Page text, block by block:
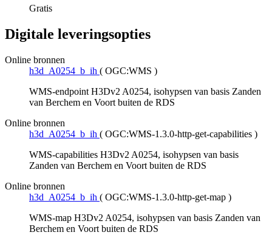
Gratis
Digitale leveringsopties
Online bronnen
h3d_A0254_b_ih ( OGC:WMS )
WMS-endpoint H3Dv2 A0254, isohypsen van basis Zanden
van Berchem en Voort buiten de RDS
Online bronnen
h3d_A0254_b_ih ( OGC:WMS-1.3.0-http-get-capabilities )
WMS-capabilities H3Dv2 A0254, isohypsen van basis
Zanden van Berchem en Voort buiten de RDS
Online bronnen
h3d_A0254_b_ih ( OGC:WMS-1.3.0-http-get-map )
WMS-map H3Dv2 A0254, isohypsen van basis Zanden van
Berchem en Voort buiten de RDS